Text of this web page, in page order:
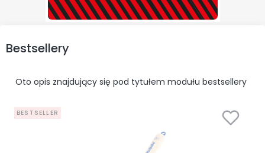
Bestsellery
Oto opis znajdujący się pod tytułem modułu bestsellery
BESTSELLER